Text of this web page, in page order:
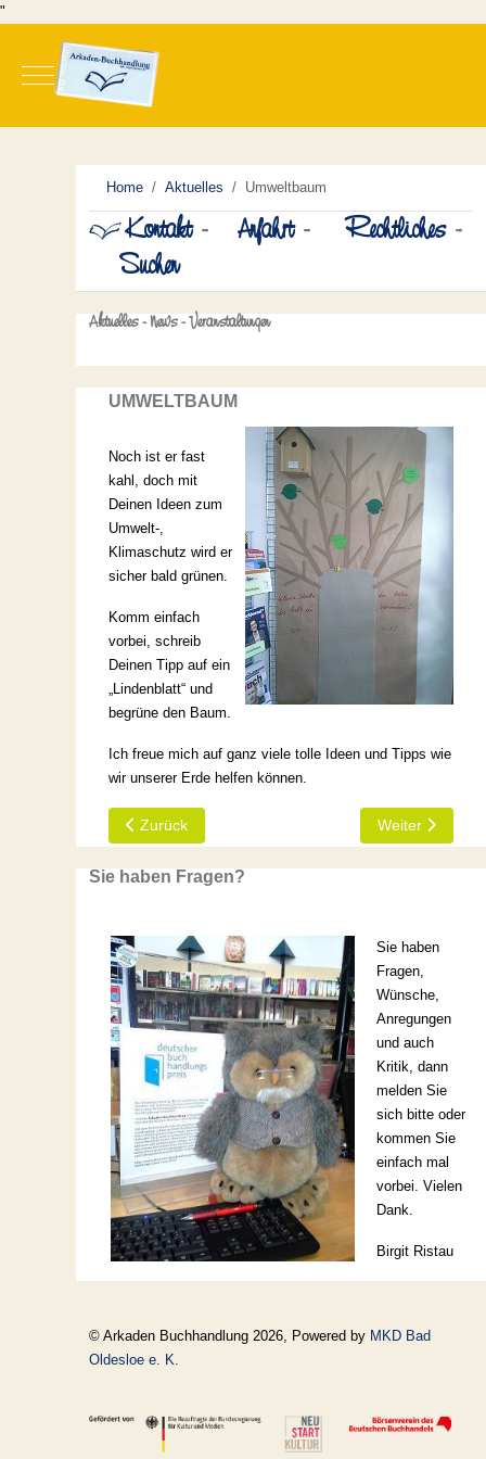
"
Mobile Menu Toggle
Home Aktuelles Umweltbaum
Kontakt - Anfahrt - Rechtliches -
Suchen
Aktuelles - News - Veranstaltungen
UMWELTBAUM
Noch ist er fast
kahl, doch mit
Deinen Ideen zum
Umwelt-,
Klimaschutz wird er
sicher bald grünen.
Komm einfach
vorbei, schreib
Deinen Tipp auf ein
„Lindenblatt“ und
begrüne den Baum.
Ich freue mich auf ganz viele tolle Ideen und Tipps wie
wir unserer Erde helfen können.
Vorheriger Beitrag: Alltagsmasken ab sofort hier
Zurück Nächster
Weiter
Sie haben Fragen?
Sie haben
Fragen,
Wünsche,
Anregungen
und auch
Kritik, dann
melden Sie
sich bitte oder
kommen Sie
einfach mal
vorbei. Vielen
Dank.
Birgit Ristau
© Arkaden Buchhandlung 2026, Powered by MKD Bad
Oldesloe e. K.